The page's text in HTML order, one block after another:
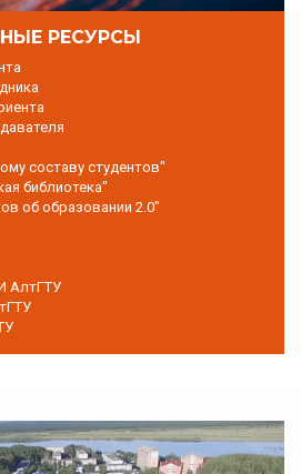
РЕСУРСЫ
составу студентов"
библиотека"
об образовании 2.0"
АлтГТУ